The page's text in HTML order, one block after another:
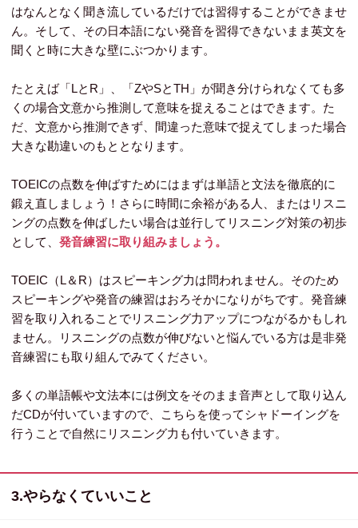
はなんとなく聞き流しているだけでは習得することができませ
ん。そして、その日本語にない発音を習得できないまま英文を
聞くと時に大きな壁にぶつかります。
たとえば「LとR」、「ZやSとTH」が聞き分けられなくても多
くの場合文意から推測して意味を捉えることはできます。た
だ、文意から推測できず、間違った意味で捉えてしまった場合
大きな勘違いのもととなります。
TOEICの点数を伸ばすためにはまずは単語と文法を徹底的に
鍛え直しましょう！さらに時間に余裕がある人、またはリスニ
ングの点数を伸ばしたい場合は並行してリスニング対策の初歩
として、 発音練習に取り組みましょう。
TOEIC（L＆R）はスピーキング力は問われません。そのため
スピーキングや発音の練習はおろそかになりがちです。発音練
習を取り入れることでリスニング力アップにつながるかもしれ
ません。リスニングの点数が伸びないと悩んでいる方は是非発
音練習にも取り組んでみてください。
多くの単語帳や文法本には例文をそのまま音声として取り込ん
だCDが付いていますので、こちらを使ってシャドーイングを
行うことで自然にリスニング力も付いていきます。
3.やらなくていいこと